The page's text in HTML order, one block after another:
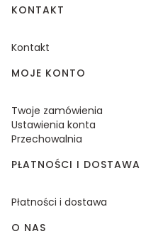
KONTAKT
Kontakt
MOJE KONTO
Twoje zamówienia
Ustawienia konta
Przechowalnia
PŁATNOŚCI I DOSTAWA
Płatności i dostawa
O NAS